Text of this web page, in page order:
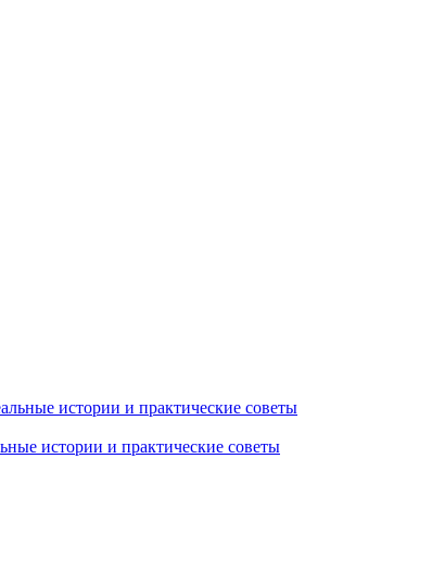
истории и практические советы